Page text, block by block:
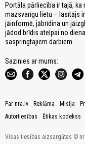
Portāla pārliecība ir tajā, ka
mazsvarīgu lietu – lasītājs
jāinformē, jābrīdina un
jādod brīdis atelpai no
saspringtajiem darbiem.
Sazinies ar mums:
Par nra.lv Reklāma Misija
Autortiesības
Ētikas kodekss
Visas tiesības aizsargātas ©